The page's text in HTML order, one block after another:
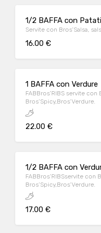
1/2 BAFFA con
Servite con Bros’Salsa,
16.00 €
1 BAFFA con Verdure
FABBros’RIBS servite con
Bros’Spicy,Bros’Verdure.
22.00 €
1/2 BAFFA con
FABBros’RIBSservite con
Bros’Spicy,Bros’Verdure.
17.00 €